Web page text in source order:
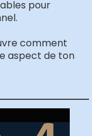
pour
comment
aspect de ton